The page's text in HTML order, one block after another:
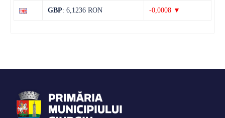
GBP: 6,1236 RON -0,0008 ▼